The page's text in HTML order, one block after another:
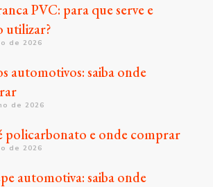
PVC: para que serve e
utilizar?
de 2026
automotivos: saiba onde
de 2026
policarbonato e onde comprar
de 2026
automotiva: saiba onde